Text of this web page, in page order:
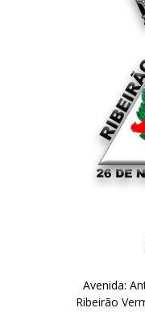
Avenida:
Ribeirão